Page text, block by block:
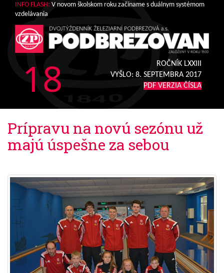
INFO FLASH: V novom školskom roku začíname s duálnym systémom
vzdelávania
18
ROČNÍK LXXIII
VYŠLO: 8. SEPTEMBRA 2017
PDF VERZIA ČÍSLA
Prípravu na novú sezónu už
majú úspešne za sebou